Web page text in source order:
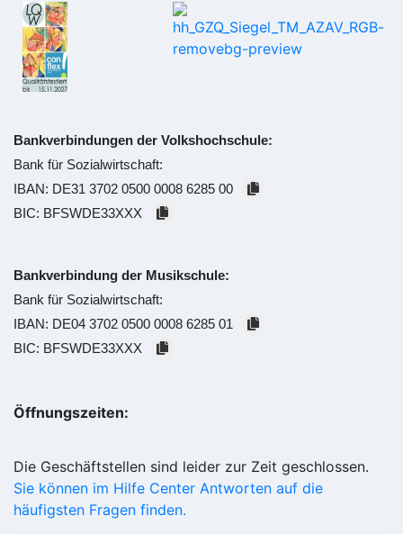
Bankverbindungen der Volkshochschule:
Bank für Sozialwirtschaft:
IBAN: DE31 3702 0500 0008 6285 00
BIC: BFSWDE33XXX
Bankverbindung der Musikschule:
Bank für Sozialwirtschaft:
IBAN: DE04 3702 0500 0008 6285 01
BIC: BFSWDE33XXX
Öffnungszeiten:
Die Geschäftstellen sind leider zur Zeit geschlossen.
Sie können im Hilfe Center Antworten auf die
häufigsten Fragen finden.